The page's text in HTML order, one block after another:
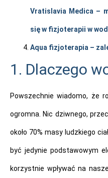
Vratislavia Medica –
się w fizjoterapii w
Aqua fizjoterapia –
1. Dlaczego
Powszechnie wiadomo, że
ogromna. Nic dziwnego,
około 70% masy ludzkiego
być jedynie podstawowym
korzystnie wpływać na